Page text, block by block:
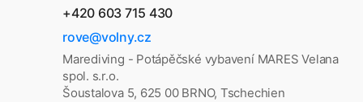
+420 603 715 430
rove@volny.cz
Marediving - Potápěčské vybavení MARES Velana
spol. s.r.o.
Šoustalova 5, 625 00 BRNO, Tschechien